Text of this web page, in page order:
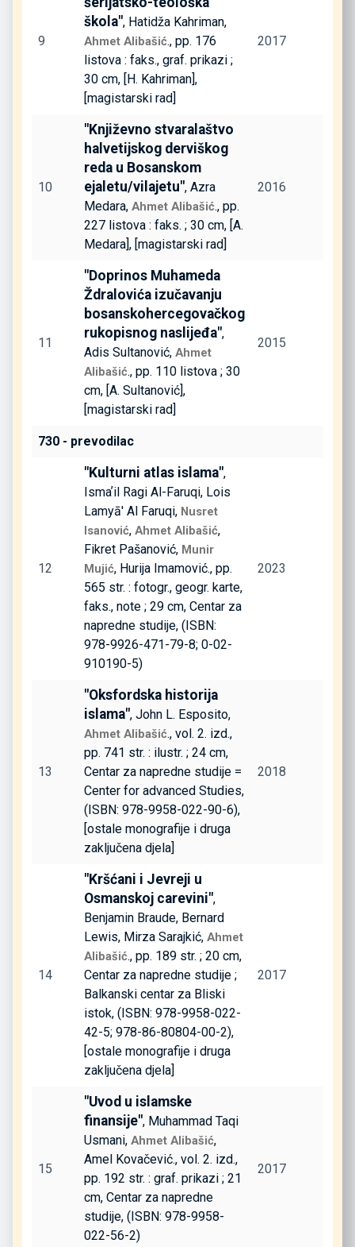
9
škola", Hatidža Kahriman,
Ahmet Alibašić., pp. 176
listova : faks., graf. prikazi ;
30 cm, [H. Kahriman],
[magistarski rad]
2017
10
"Književno stvaralaštvo
halvetijskog derviškog
reda u Bosanskom
ejaletu/vilajetu", Azra
Medara, Ahmet Alibašić., pp.
227 listova : faks. ; 30 cm, [A.
Medara], [magistarski rad]
2016
11
"Doprinos Muhameda
Ždralovića izučavanju
bosanskohercegovačkog
rukopisnog naslijeđa",
Adis Sultanović, Ahmet
Alibašić., pp. 110 listova ; 30
cm, [A. Sultanović],
[magistarski rad]
2015
730 - prevodilac
12
"Kulturni atlas islama",
Ismaʼil Ragi Al-Faruqi, Lois
Lamyā' Al Faruqi, Nusret
Isanović, Ahmet Alibašić,
Fikret Pašanović, Munir
Mujić, Hurija Imamović., pp.
565 str. : fotogr., geogr. karte,
faks., note ; 29 cm, Centar za
napredne studije, (ISBN:
978-9926-471-79-8; 0-02-
910190-5)
2023
13
"Oksfordska historija
islama", John L. Esposito,
Ahmet Alibašić., vol. 2. izd.,
pp. 741 str. : ilustr. ; 24 cm,
Centar za napredne studije =
Center for advanced Studies,
(ISBN: 978-9958-022-90-6),
[ostale monografije i druga
zaključena djela]
2018
14
"Kršćani i Jevreji u
Osmanskoj carevini",
Benjamin Braude, Bernard
Lewis, Mirza Sarajkić, Ahmet
Alibašić., pp. 189 str. ; 20 cm,
Centar za napredne studije ;
Balkanski centar za Bliski
istok, (ISBN: 978-9958-022-
42-5; 978-86-80804-00-2),
[ostale monografije i druga
zaključena djela]
2017
15
"Uvod u islamske
finansije", Muhammad Taqi
Usmani, Ahmet Alibašić,
Amel Kovačević., vol. 2. izd.,
pp. 192 str. : graf. prikazi ; 21
cm, Centar za napredne
studije, (ISBN: 978-9958-
022-56-2)
2017